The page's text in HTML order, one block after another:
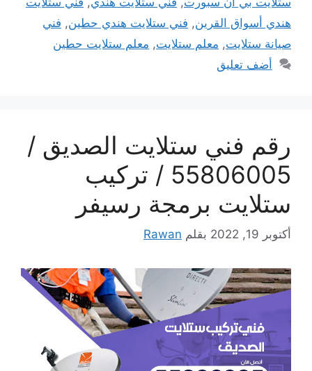
هندي أسواق القرين, فني ستلايت هندي حطين, فني
صيانة ستلايت, معلم ستلايت, معلم ستلايت حطين
أضف تعليق
رقم فني ستلايت الصديق /
55806005 / تركيب
ستلايت برمجة رسيفر
أكتوبر 19, 2022 بقلم Rawan